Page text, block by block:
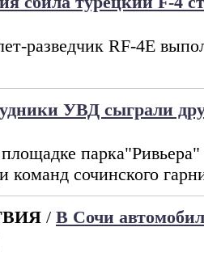
разведчик RF-4E
УВД сыграли
команд сочинского
/ В Сочи